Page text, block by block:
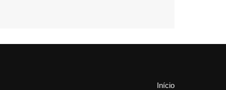
Início